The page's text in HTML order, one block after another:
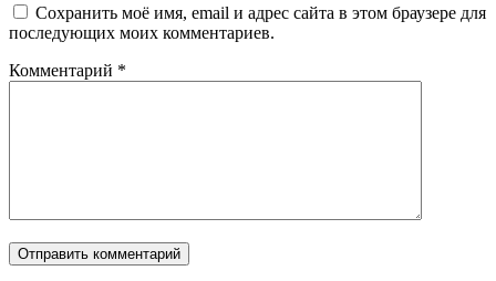
Сохранить моё имя, email и адрес сайта в этом браузере для
последующих моих комментариев.
Комментарий *